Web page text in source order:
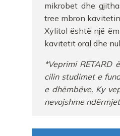
FARMACI BOSILB
Farmaci GEGA
Farmaci ANA 3
FARMACI RX ONE
mikrobet dhe
tree mbron
Xylitol është një
kavitetit oral dhe
*VeprimiRETARD
cilin studimete
e dhëmbëve. Ky
nevojshme ndërmjet